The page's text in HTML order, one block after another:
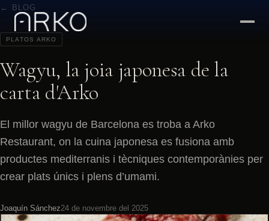
← BLOG
PLATOS ARKO
Wagyu, la joia japonesa de la
carta d'Arko
El millor wagyu de Barcelona es troba a Arko
Restaurant, on la cuina japonesa es fusiona amb
productes mediterranis i tècniques contemporànies per
crear plats únics i plens d’umami.
Joaquín Sánchez24 de novembre del 2025